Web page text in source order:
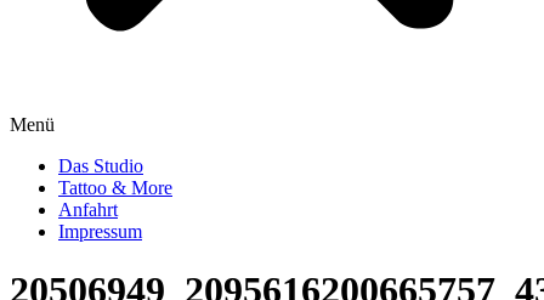
Menü
Das Studio
Tattoo & More
Anfahrt
Impressum